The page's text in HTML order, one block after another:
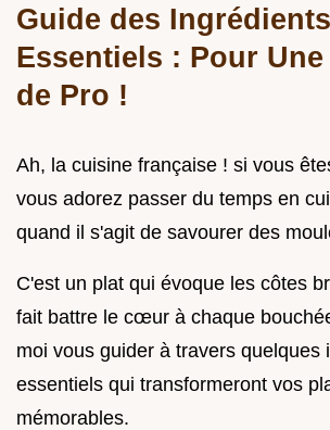
Guide des Ingrédients
Essentiels : Pour
de Pro !
Ah, la cuisine française ! si vous
vous adorez passer du temps en
quand il s'agit de savourer des
C'est un plat qui évoque les côtes
fait battre le cœur à chaque
moi vous guider à travers quelques
essentiels qui transformeront vos
mémorables.